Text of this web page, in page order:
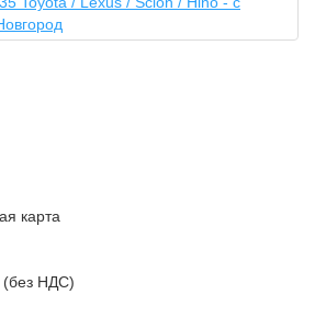
карта
(без НДС)